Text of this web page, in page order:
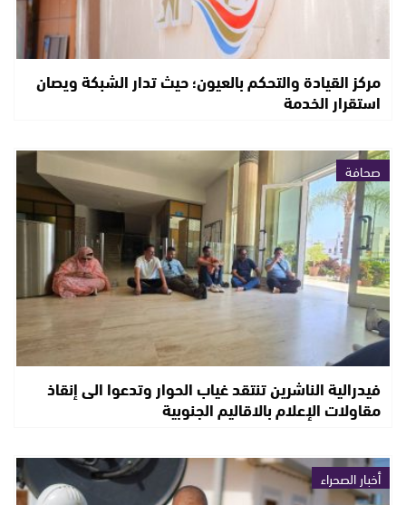
مركز القيادة والتحكم بالعيون؛ حيث تدار الشبكة ويصان
استقرار الخدمة
صحافة
فيدرالية الناشرين تنتقد غياب الحوار وتدعوا الى إنقاذ
مقاولات الإعلام بالاقاليم الجنوبية
أخبار الصحراء